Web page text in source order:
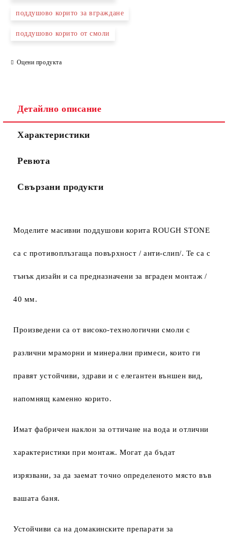
Ние ще се свържем с вас в рамките на работния ден.
поддушово корито за вграждане
поддушово корито от смоли
Оцени продукта
Детайлно описание
Характеристики
Ревюта
Свързани продукти
Моделите масивни поддушови корита ROUGH STONE
са с противоплъзгаща повърхност / анти-слип/. Те са с
тънък дизайн и са предназначени за вграден монтаж /
40 мм.
Произведени са от високо-технологични смоли с
различни мраморни и минерални примеси, които ги
правят устойчиви, здрави и с елегантен външен вид,
напомнящ каменно корито.
Имат фабричен наклон за оттичане на вода и отлични
характеристики при монтаж. Могат да бъдат
изрязвани, за да заемат точно определеното място във
вашата баня.
Устойчиви са на домакинските препарати за